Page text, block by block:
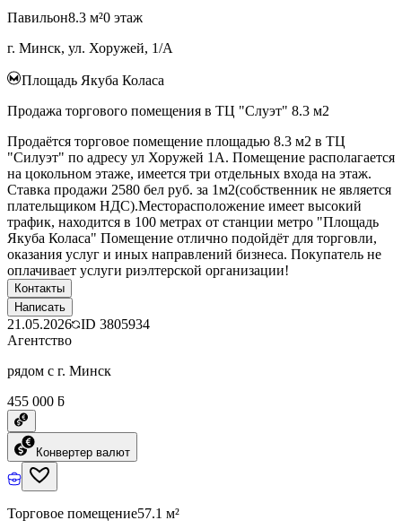
Павильон8.3 м²0 этаж
г. Минск, ул. Хоружей, 1/А
Площадь Якуба Коласа
Продажа торгового помещения в ТЦ "Слуэт" 8.3 м2
Продаётся торговое помещение площадью 8.3 м2 в ТЦ
"Силуэт" по адресу ул Хоружей 1А. Помещение располагается
на цокольном этаже, имеется три отдельных входа на этаж.
Ставка продажи 2580 бел руб. за 1м2(собственник не является
плательщиком НДС).Месторасположение имеет высокий
трафик, находится в 100 метрах от станции метро "Площадь
Якуба Коласа" Помещение отлично подойдёт для торговли,
оказания услуг и иных направлений бизнеса. Покупатель не
оплачивает услуги риэлтерской организации!
Контакты
Написать
21.05.2026 ID 3805934
Агентство
рядом с г. Минск
455 000 ƃ
Конвертер валют
Торговое помещение57.1 м²